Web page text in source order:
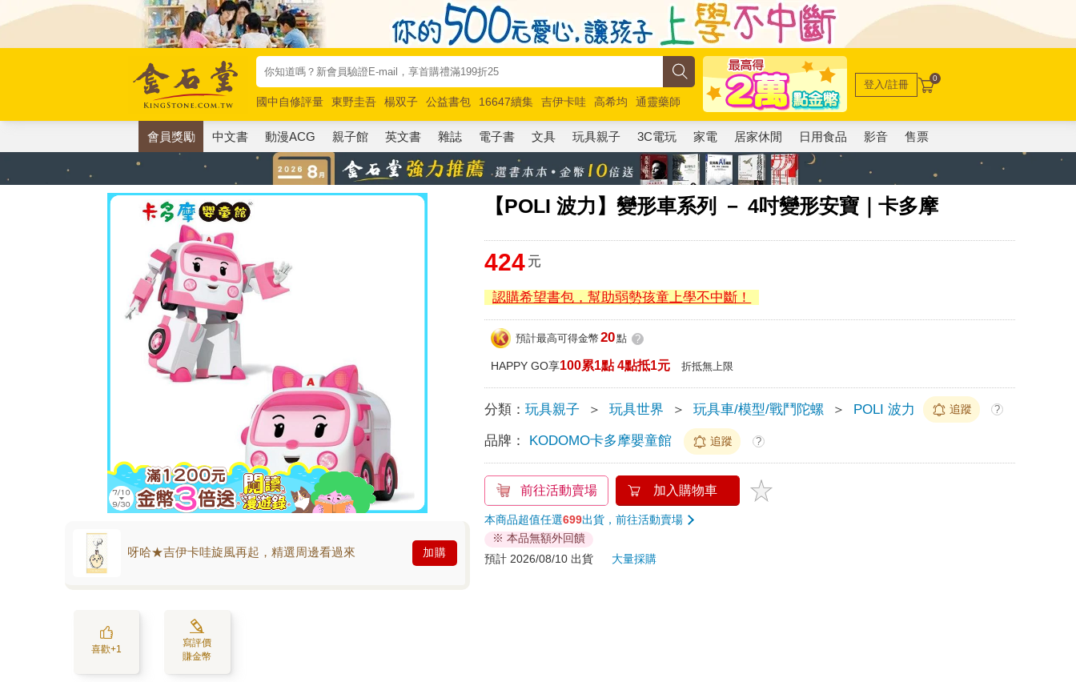
國中自修評量 東野圭吾 楊双子 公益書包 16647續集 吉伊卡哇 高希均
通靈藥師
唯紅花綻放
奧德賽 路邊攤新作 馬斯克 玩具總動員5 超慢跑
登入/註冊 0
會員獎勵 中文書 動漫ACG 親子館 英文書 雜誌 電子書 文具 玩具親子 3C電玩 家電 居家休閒 日用食品 影音 售票
【POLI 波力】變形車系列 － 4吋變形安寶｜卡多摩
呀哈★吉伊卡哇旋風再起，精選周邊看過來 加購
喜歡+1
寫評價
賺金幣
424 元
認購希望書包，幫助弱勢孩童上學不中斷！
預計最高可得金幣 20點 ?
HAPPY GO享100累1點 4點抵1元 折抵無上限
分類：玩具親子 ＞ 玩具世界 ＞ 玩具車/模型/戰鬥陀螺 ＞ POLI 波力 追蹤 ?
品牌： KODOMO卡多摩嬰童館 追蹤 ?
前往活動賣場 加入購物車
本商品超值任選699出貨，前往活動賣場
※ 本品無額外回饋
預計 2026/08/10 出貨
大量採購